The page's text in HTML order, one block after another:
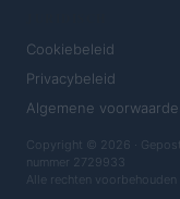
Cookiebeleid
Privacybeleid
Algemene
Copyright © 2026 ·
nummer 2729933
Alle rechten voorbehouden